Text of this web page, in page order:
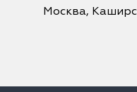
Москва,